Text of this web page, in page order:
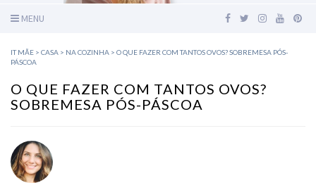
MENU
IT MÃE > CASA > NA COZINHA > O QUE FAZER COM TANTOS OVOS? SOBREMESA PÓS-
PÁSCOA
O QUE FAZER COM TANTOS OVOS?
SOBREMESA PÓS-PÁSCOA